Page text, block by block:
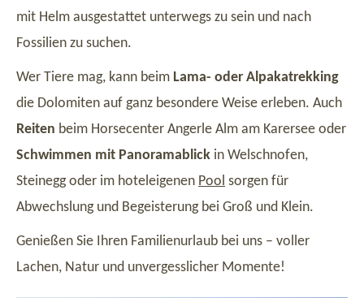
mit Helm ausgestattet unterwegs zu sein und nach
Fossilien zu suchen.
Wer Tiere mag, kann beim Lama- oder Alpakatrekking
die Dolomiten auf ganz besondere Weise erleben. Auch
Reiten beim Horsecenter Angerle Alm am Karersee oder
Schwimmen mit Panoramablick in Welschnofen,
Steinegg oder im hoteleigenen Pool sorgen für
Abwechslung und Begeisterung bei Groß und Klein.
Genießen Sie Ihren Familienurlaub bei uns – voller
Lachen, Natur und unvergesslicher Momente!